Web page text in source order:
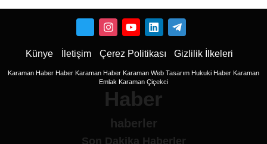
Künye İletişim Çerez Politikası Gizlilik İlkeleri
Karaman Haber Haber Karaman Haber Karaman Web Tasarım Hukuki Haber Karaman
Emlak Karaman Çiçekci
Haber
haberler
Son Dakika Haberler